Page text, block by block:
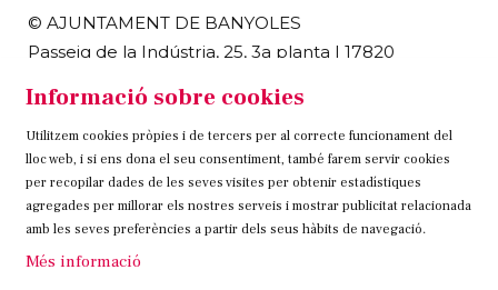
© AJUNTAMENT DE BANYOLES
Passeig de la Indústria, 25, 3a planta | 17820
972 58 18 48 | 972 57 00 50
Sitemap Avís Legal Ús de Cookies Contacteu
Link a instagram
Link a twitter
Link a facebook
Informació sobre cookies
Utilitzem cookies pròpies i de tercers per al correcte funcionament del
lloc web, i si ens dona el seu consentiment, també farem servir cookies
per recopilar dades de les seves visites per obtenir estadístiques
agregades per millorar els nostres serveis i mostrar publicitat relacionada
amb les seves preferències a partir dels seus hàbits de navegació.
Més informació